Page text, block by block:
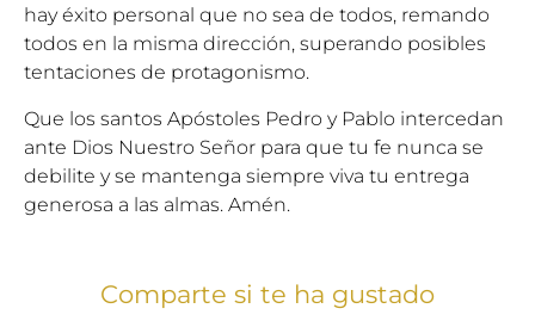
hay éxito personal que no sea de todos, remando
todos en la misma dirección, superando posibles
tentaciones de protagonismo.
Que los santos Apóstoles Pedro y Pablo intercedan
ante Dios Nuestro Señor para que tu fe nunca se
debilite y se mantenga siempre viva tu entrega
generosa a las almas. Amén.
Comparte si te ha gustado